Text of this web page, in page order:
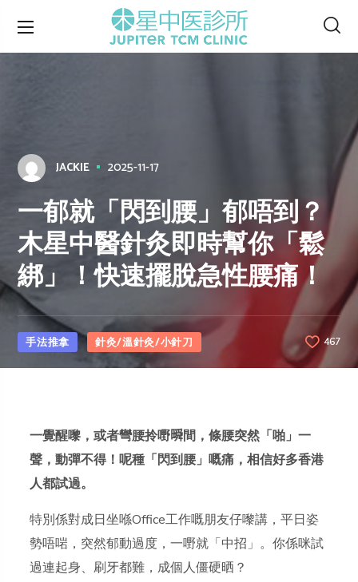
JACKIE 2025-11-17
一郁就「閃到腰」郁唔到？
木星中醫針灸即時幫你「鬆
綁」！快速擺脫急性腰痛！
手法推拿 針灸/溫針灸/小針刀 467
一覺醒嚟，或者彎腰拎嘢𣊬間，條腰突然「啪」一
聲，動彈不得！呢種「閃到腰」嘅痛，相信好多香港
人都試過。
特別係對成日坐喺Office工作嘅朋友仔嚟講，平日姿
勢唔啱，突然郁動過度，一嘢就「中招」。你係咪試
過連起身、刷牙都難，成個人僵硬晒？